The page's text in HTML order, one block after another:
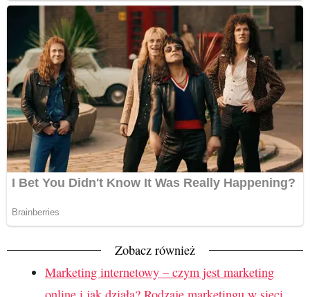
Zobacz również
Marketing internetowy – czym jest marketing